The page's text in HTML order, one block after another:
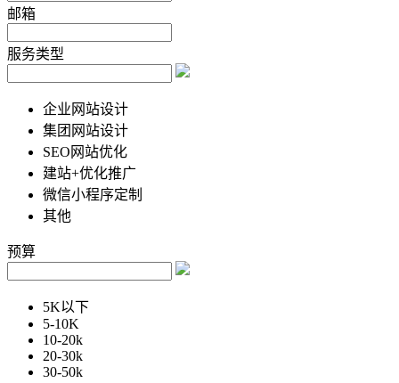
邮箱
服务类型
企业网站设计
集团网站设计
SEO网站优化
建站+优化推广
微信小程序定制
其他
预算
5K以下
5-10K
10-20k
20-30k
30-50k